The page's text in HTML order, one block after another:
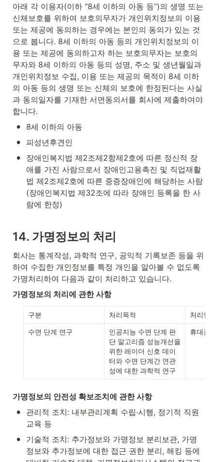
아래 각 이용자(이하 “8세 이하의 아동 등”)의 생명 또는
신체보호를 위하여 보호의무자가 개인위치정보의 이용
또는 제공에 동의하는 경우에는 본인의 동의가 있는 것
으로 봅니다. 8세 이하의 아동 등의 개인위치정보의 이
용 또는 제공에 동의하고자 하는 보호의무자는 보호의
무자와 8세 이하의 아동 등의 성명, 주소 및 생년월일과
개인위치정보 수집, 이용 또는 제공의 목적이 8세 이하
의 아동 등의 생명 또는 신체의 보호에 한정된다는 사실
과 동의일자를 기재한 서면동의서를 회사에 제출하여야
합니다.
• 8세 이하의 아동
• 피성년후견인
•
장애인복지법 제2조제2항제2호에 따른 정신적 장
애를 가진 사람으로서 장애인고용촉진 및 직업재활
법 제2조제2호에 따른 중증장애인에 해당하는 사람
(장애인복지법 제32조에 따라 장애인 등록을 한 사
람에 한정)
14. 가명정보의 처리
회사는 통계작성, 과학적 연구, 공익적 기록보존 등을 위
하여 수집한 개인정보를 특정 개인을 알아볼 수 없도록
가명처리하여 다음과 같이 처리하고 있습니다.
가명정보의 처리에 관한 사항
구분 처리목적 처리항목
수면 단계 연구
인공지능 수면 단계 판
단 알고리즘 성능개선을
위한 레이더 신호 데이
터와 수면 단계간 연관
성에 대한 과학적 연구
휴대폰
가명정보의 안전성 확보조치에 관한 사항
•
관리적 조치: 내부관리계획 수립∙시행, 정기적 직원
교육 등
•
기술적 조치: 추가정보와 가명정보 분리보관, 가명
정보와 추가정보에 대한 접근 권한 분리, 해킹 등에